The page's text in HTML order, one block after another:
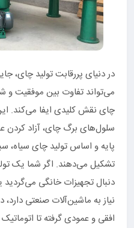
در دنیای پررقابت تولید چای،
می‌تواند تفاوت بین موفقیت و
چای نقش کلیدی ایفا می‌کند.
سلول‌های برگ چای، آزاد
پایه و اساس تولید چای سیاه،
تشکیل می‌دهند. اگر شما یک
دنبال تجهیزات خانگی
نیاز به ماشین‌آلات صنعتی
افقی و عمودی گرفته تا